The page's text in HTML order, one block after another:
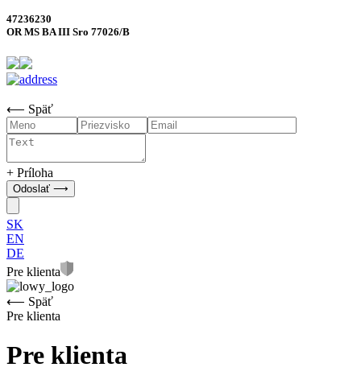
47236230
OR MS BA III Sro 77026/B
⟵ Späť
+ Príloha
SK
EN
DE
Pre klienta
⟵ Späť
Pre klienta
Pre klienta